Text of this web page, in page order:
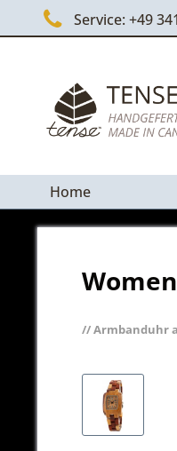
Service: +49
Home
// Armbanduhr